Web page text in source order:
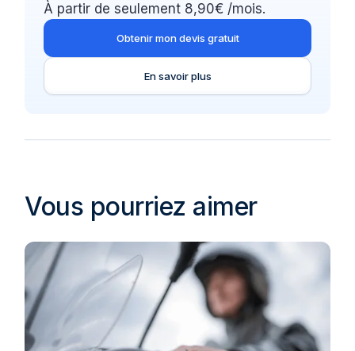
À partir de seulement 8,90€ /mois.
Obtenir mon devis gratuit
En savoir plus
Vous pourriez aimer